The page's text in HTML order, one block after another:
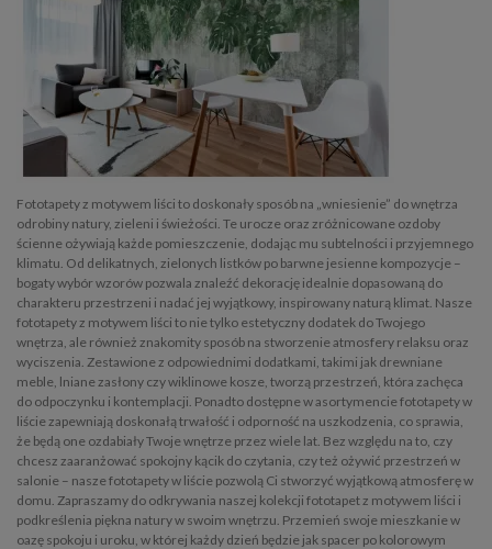
Fototapety z motywem liści to doskonały sposób na „wniesienie” do wnętrza
odrobiny natury, zieleni i świeżości. Te urocze oraz zróżnicowane ozdoby
ścienne ożywiają każde pomieszczenie, dodając mu subtelności i przyjemnego
klimatu. Od delikatnych, zielonych listków po barwne jesienne kompozycje –
bogaty wybór wzorów pozwala znaleźć dekorację idealnie dopasowaną do
charakteru przestrzeni i nadać jej wyjątkowy, inspirowany naturą klimat. Nasze
fototapety z motywem liści to nie tylko estetyczny dodatek do Twojego
wnętrza, ale również znakomity sposób na stworzenie atmosfery relaksu oraz
wyciszenia. Zestawione z odpowiednimi dodatkami, takimi jak drewniane
meble, lniane zasłony czy wiklinowe kosze, tworzą przestrzeń, która zachęca
do odpoczynku i kontemplacji. Ponadto dostępne w asortymencie fototapety w
liście zapewniają doskonałą trwałość i odporność na uszkodzenia, co sprawia,
że będą one ozdabiały Twoje wnętrze przez wiele lat. Bez względu na to, czy
chcesz zaaranżować spokojny kącik do czytania, czy też ożywić przestrzeń w
salonie – nasze fototapety w liście pozwolą Ci stworzyć wyjątkową atmosferę w
domu. Zapraszamy do odkrywania naszej kolekcji fototapet z motywem liści i
podkreślenia piękna natury w swoim wnętrzu. Przemień swoje mieszkanie w
oazę spokoju i uroku, w której każdy dzień będzie jak spacer po kolorowym